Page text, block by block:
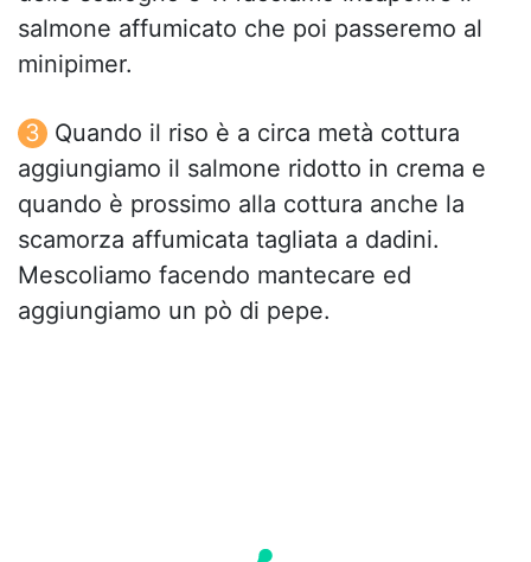
salmone affumicato che poi passeremo al
minipimer.
Quando il riso è a circa metà cottura
aggiungiamo il salmone ridotto in crema e
quando è prossimo alla cottura anche la
scamorza affumicata tagliata a dadini.
Mescoliamo facendo mantecare ed
aggiungiamo un pò di pepe.